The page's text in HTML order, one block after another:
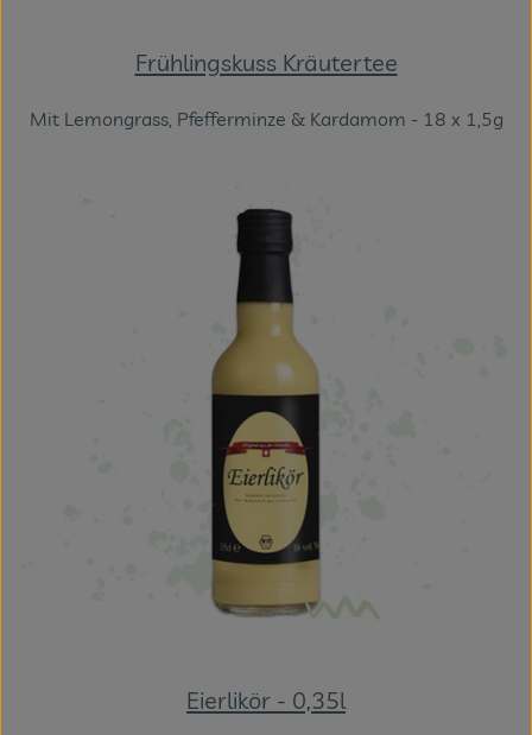
Frühlingskuss Kräutertee
Mit Lemongrass, Pfefferminze & Kardamom - 18 x 1,5g
Eierlikör - 0,35l